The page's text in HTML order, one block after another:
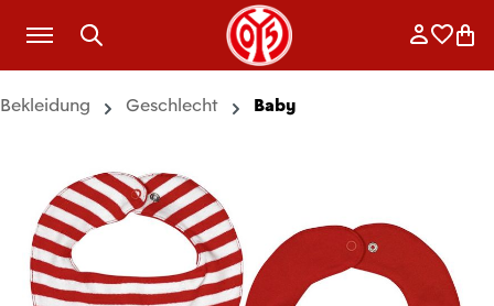
Zum Hauptinhalt springen
Bekleidung Geschlecht Baby